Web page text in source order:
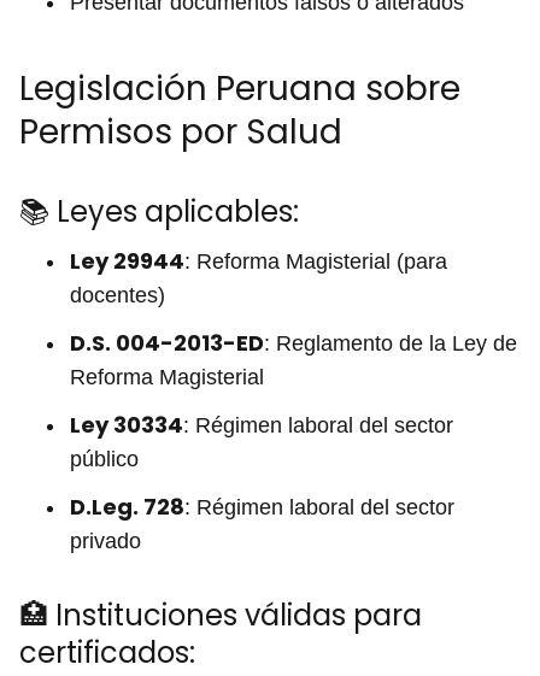
Legislación Peruana sobre
Permisos por Salud
📚 Leyes aplicables:
Ley 29944: Reforma Magisterial (para
docentes)
D.S. 004-2013-ED: Reglamento de la Ley de
Reforma Magisterial
Ley 30334: Régimen laboral del sector
público
D.Leg. 728: Régimen laboral del sector
privado
🏥 Instituciones válidas para
certificados: